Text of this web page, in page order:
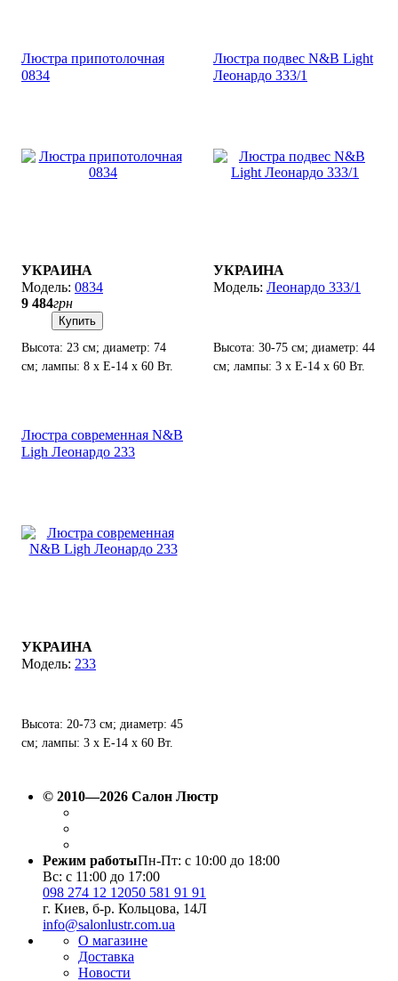
Люстра припотолочная
0834
УКРАИНА
0834
9 484грн
Купить
Высота: 23 см; диаметр: 74
см; лампы: 8 х Е-14 х 60 Вт.
Люстра подвес N&B Light
Леонардо 333/1
УКРАИНА
Леонардо 333/1
Высота: 30-75 см; диаметр: 44
см; лампы: 3 х Е-14 х 60 Вт.
Люстра современная N&B
Ligh Леонардо 233
УКРАИНА
233
Высота: 20-73 см; диаметр: 45
см; лампы: 3 х Е-14 х 60 Вт.
© 2010—2026 Салон Люстр
Режим работыПн-Пт: с 10:00 до 18:00
Вс: с 11:00 до 17:00
098 274 12 12050 581 91 91
г. Киев, б-р. Кольцова, 14Л
info@salonlustr.com.ua
О магазине
Доставка
Новости